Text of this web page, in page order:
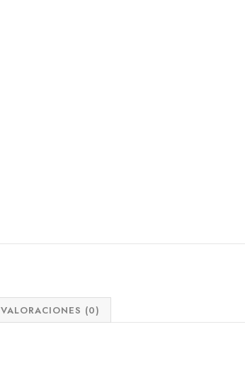
VALORACIONES (0)